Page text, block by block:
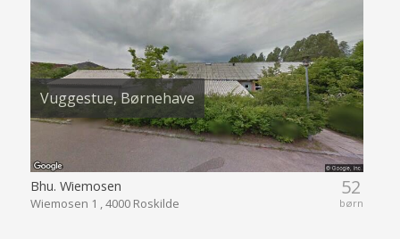
Vuggestue, Børnehave
52
børn
Bhu. Wiemosen
Wiemosen 1 , 4000 Roskilde